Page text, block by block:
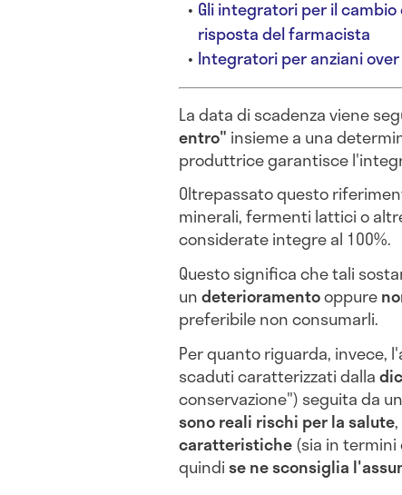
Gli integratori per il
risposta del farmacista
Integratori per anziani
La data di scadenza viene
entro" insieme a una
produttrice garantisce
Oltrepassato questo
minerali, fermenti lattici o
considerate integre al 100%.
Questo significa che tali
undeterioramentooppure
preferibile non consumarli.
Per quanto riguarda, invece,
scaduti caratterizzati dalla
conservazione") seguita da
sono reali rischi per la salute
caratteristiche(sia in
quindise ne sconsiglia